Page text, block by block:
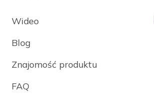
Wideo
Blog
Znajomość produktu
FAQ